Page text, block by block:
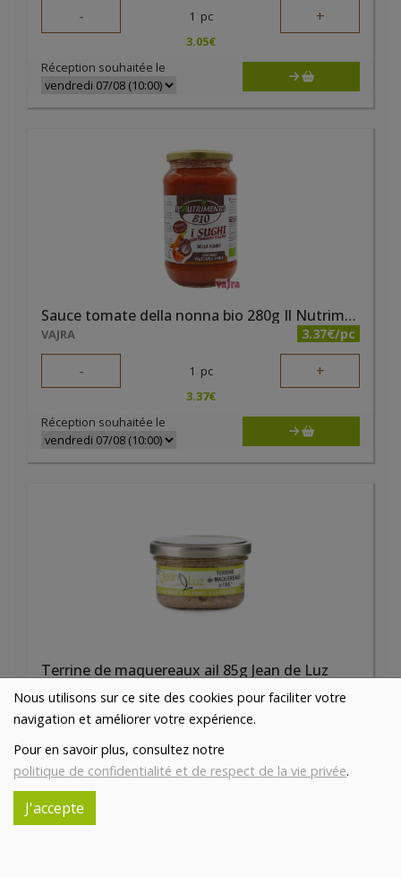
Nous utilisons sur ce site des cookies pour faciliter votre
navigation et améliorer votre expérience.
Pour en savoir plus, consultez notre
politique de confidentialité et de respect de la vie privée.
J'accepte
- 1 pc +
3.05€
Réception souhaitée le
Sauce tomate della nonna bio 280g Il Nutrimento
VAJRA 3.37€/pc
- 1 pc +
3.37€
Réception souhaitée le
Terrine de maquereaux ail 85g Jean de Luz
- 1 pc
5.75€
Réception souhaitée le